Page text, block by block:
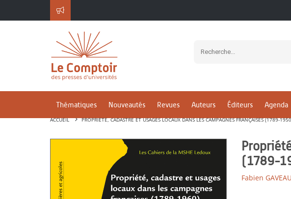
Thématiques Nouveautés Revues Auteurs Éditeurs Agenda
ACCUEIL PROPRIÉTÉ, CADASTRE ET USAGES LOCAUX DANS LES CAMPAGNES FRANÇAISES (1789-
(1789-
Fabien GAVEAU